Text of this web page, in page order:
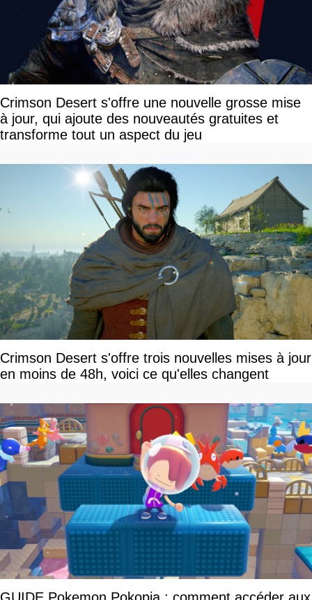
Crimson Desert s'offre une nouvelle grosse mise
à jour, qui ajoute des nouveautés gratuites et
transforme tout un aspect du jeu
Crimson Desert s'offre trois nouvelles mises à jour
en moins de 48h, voici ce qu'elles changent